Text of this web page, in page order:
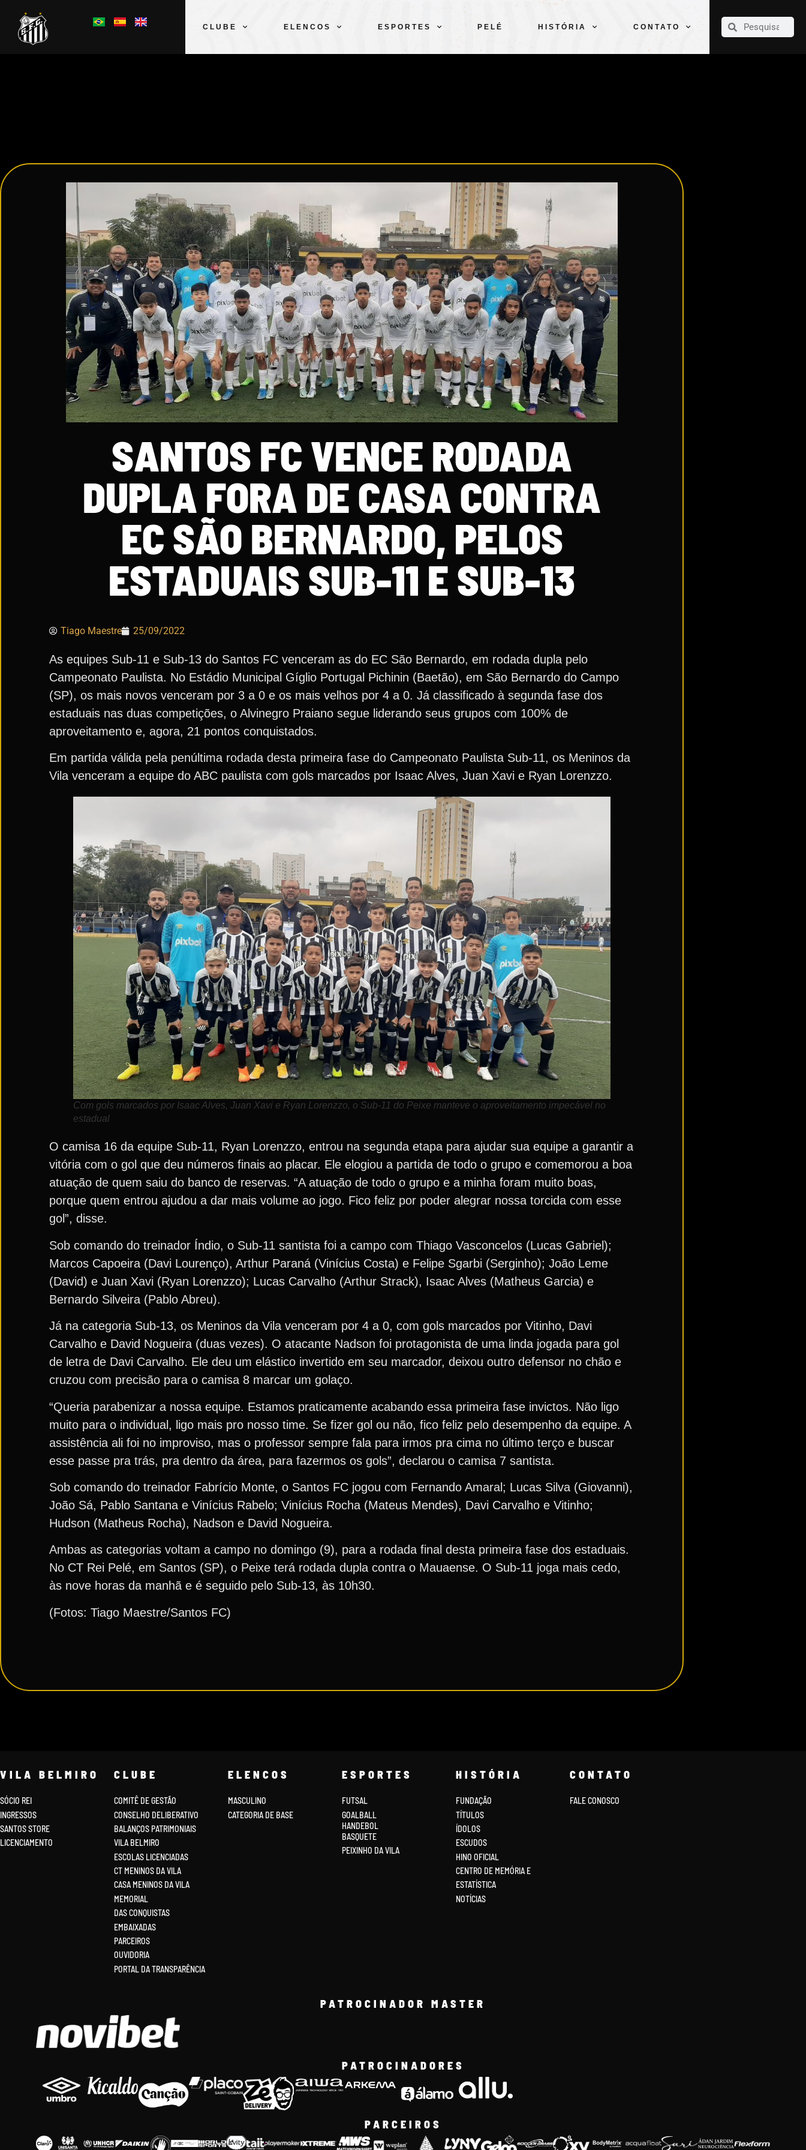
CLUBE ELENCOS ESPORTES PELÉ HISTÓRIA CONTATO
CLUBE
SANTOS FC VENCE RODADA
DUPLA FORA DE CASA CONTRA
EC SÃO BERNARDO, PELOS
ESTADUAIS SUB-11 E SUB-13
Tiago Maestre 25/09/2022
As equipes Sub-11 e Sub-13 do Santos FC venceram as do EC São Bernardo, em rodada dupla pelo
Campeonato Paulista. No Estádio Municipal Gíglio Portugal Pichinin (Baetão), em São Bernardo do Campo
(SP), os mais novos venceram por 3 a 0 e os mais velhos por 4 a 0. Já classificado à segunda fase dos
estaduais nas duas competições, o Alvinegro Praiano segue liderando seus grupos com 100% de
aproveitamento e, agora, 21 pontos conquistados.
Em partida válida pela penúltima rodada desta primeira fase do Campeonato Paulista Sub-11, os Meninos da
Vila venceram a equipe do ABC paulista com gols marcados por Isaac Alves, Juan Xavi e Ryan Lorenzzo.
Com gols marcados por Isaac Alves, Juan Xavi e Ryan Lorenzzo, o Sub-11 do Peixe manteve o aproveitamento impecável no
estadual
O camisa 16 da equipe Sub-11, Ryan Lorenzzo, entrou na segunda etapa para ajudar sua equipe a garantir a
vitória com o gol que deu números finais ao placar. Ele elogiou a partida de todo o grupo e comemorou a boa
atuação de quem saiu do banco de reservas. “A atuação de todo o grupo e a minha foram muito boas,
porque quem entrou ajudou a dar mais volume ao jogo. Fico feliz por poder alegrar nossa torcida com esse
gol”, disse.
Sob comando do treinador Índio, o Sub-11 santista foi a campo com Thiago Vasconcelos (Lucas Gabriel);
Marcos Capoeira (Davi Lourenço), Arthur Paraná (Vinícius Costa) e Felipe Sgarbi (Serginho); João Leme
(David) e Juan Xavi (Ryan Lorenzzo); Lucas Carvalho (Arthur Strack), Isaac Alves (Matheus Garcia) e
Bernardo Silveira (Pablo Abreu).
Já na categoria Sub-13, os Meninos da Vila venceram por 4 a 0, com gols marcados por Vitinho, Davi
Carvalho e David Nogueira (duas vezes). O atacante Nadson foi protagonista de uma linda jogada para gol
de letra de Davi Carvalho. Ele deu um elástico invertido em seu marcador, deixou outro defensor no chão e
cruzou com precisão para o camisa 8 marcar um golaço.
“Queria parabenizar a nossa equipe. Estamos praticamente acabando essa primeira fase invictos. Não ligo
muito para o individual, ligo mais pro nosso time. Se fizer gol ou não, fico feliz pelo desempenho da equipe. A
assistência ali foi no improviso, mas o professor sempre fala para irmos pra cima no último terço e buscar
esse passe pra trás, pra dentro da área, para fazermos os gols”, declarou o camisa 7 santista.
Sob comando do treinador Fabrício Monte, o Santos FC jogou com Fernando Amaral; Lucas Silva (Giovanni),
João Sá, Pablo Santana e Vinícius Rabelo; Vinícius Rocha (Mateus Mendes), Davi Carvalho e Vitinho;
Hudson (Matheus Rocha), Nadson e David Nogueira.
Ambas as categorias voltam a campo no domingo (9), para a rodada final desta primeira fase dos estaduais.
No CT Rei Pelé, em Santos (SP), o Peixe terá rodada dupla contra o Mauaense. O Sub-11 joga mais cedo,
às nove horas da manhã e é seguido pelo Sub-13, às 10h30.
(Fotos: Tiago Maestre/Santos FC)
VILA BELMIRO
SÓCIO REI
INGRESSOS
SANTOS STORE
LICENCIAMENTO
CLUBE
COMITÊ DE GESTÃO
CONSELHO DELIBERATIVO
BALANÇOS PATRIMONIAIS
VILA BELMIRO
ESCOLAS LICENCIADAS
CT MENINOS DA VILA
CASA MENINOS DA VILA
MEMORIAL
DAS CONQUISTAS
EMBAIXADAS
PARCEIROS
OUVIDORIA
PORTAL DA TRANSPARÊNCIA
ELENCOS
MASCULINO
CATEGORIA DE BASE
ESPORTES
FUTSAL
GOALBALL
HANDEBOL
BASQUETE
PEIXINHO DA VILA
HISTÓRIA
FUNDAÇÃO
TÍTULOS
ÍDOLOS
ESCUDOS
HINO OFICIAL
CENTRO DE MEMÓRIA E
ESTATÍSTICA
NOTÍCIAS
CONTATO
FALE CONOSCO
PATROCINADOR MASTER
PATROCINADORES
PARCEIROS